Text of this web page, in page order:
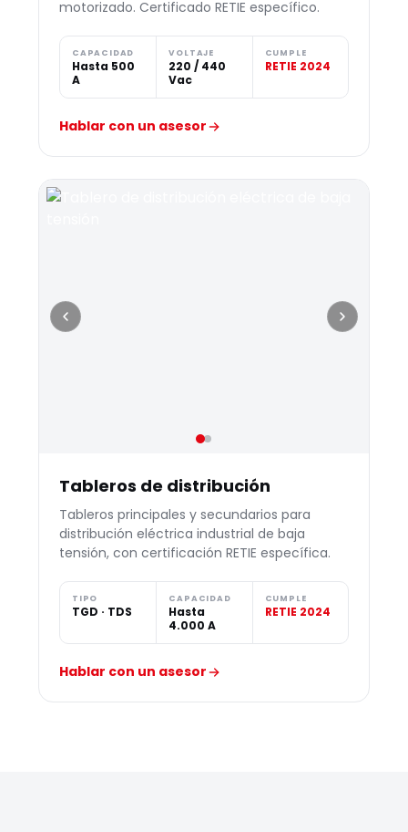
motorizado. Certificado RETIE específico.
CAPACIDAD
Hasta 500
A
VOLTAJE
220 / 440
Vac
CUMPLE
RETIE 2024
Hablar con un asesor
Tableros de distribución
Tableros principales y secundarios para
distribución eléctrica industrial de baja
tensión, con certificación RETIE específica.
TIPO
TGD · TDS
CAPACIDAD
Hasta
4.000 A
CUMPLE
RETIE 2024
Hablar con un asesor